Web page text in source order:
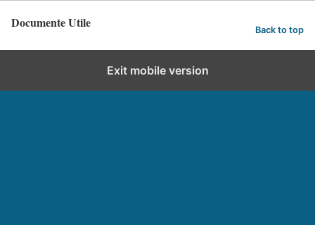
Documente Utile Back to top
Exit mobile version